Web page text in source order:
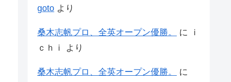
goto より
桑木志帆プロ、全英オープン優勝。 に
ｉ
ｃｈｉ
より
桑木志帆プロ、全英オープン優勝。
に